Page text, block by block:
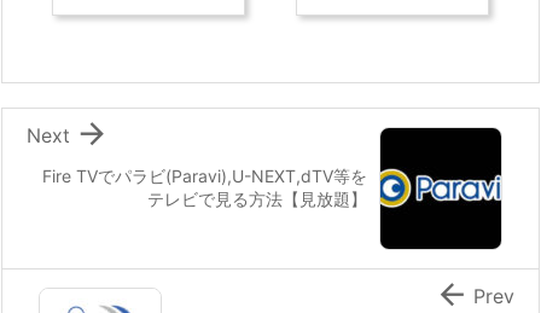
Fire TVでパラビ(Paravi),U-NEXT,dTV等を
テレビで見る方法【見放題】

Next
 Prev